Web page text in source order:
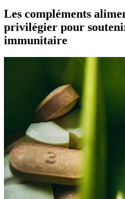
Les compléments
privilégier pour
immunitaire